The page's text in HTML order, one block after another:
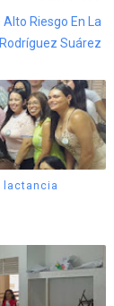
Riesgo En La
Suárez
lactancia